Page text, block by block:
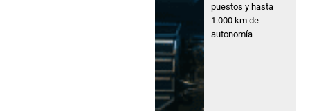
puestos y hasta
1.000 km de
autonomía